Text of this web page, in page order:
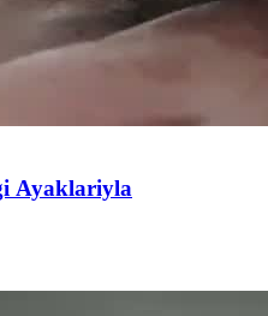
Ayaklariyla